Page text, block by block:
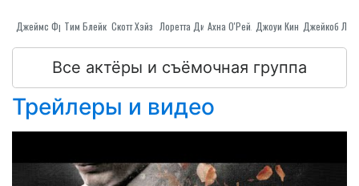
Джеймс Франко Тим Блейк Нельсон
Скотт Хэйз Лоретта ДивайнАхна О'РейлиДжоуи Кинг Джейкоб Леб
Все актёры и съёмочная группа
Трейлеры и видео